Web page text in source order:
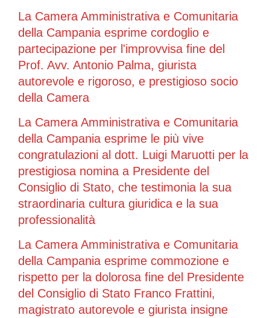
La Camera Amministrativa e Comunitaria
della Campania esprime cordoglio e
partecipazione per l'improvvisa fine del
Prof. Avv. Antonio Palma, giurista
autorevole e rigoroso, e prestigioso socio
della Camera
La Camera Amministrativa e Comunitaria
della Campania esprime le più vive
congratulazioni al dott. Luigi Maruotti per la
prestigiosa nomina a Presidente del
Consiglio di Stato, che testimonia la sua
straordinaria cultura giuridica e la sua
professionalità
La Camera Amministrativa e Comunitaria
della Campania esprime commozione e
rispetto per la dolorosa fine del Presidente
del Consiglio di Stato Franco Frattini,
magistrato autorevole e giurista insigne